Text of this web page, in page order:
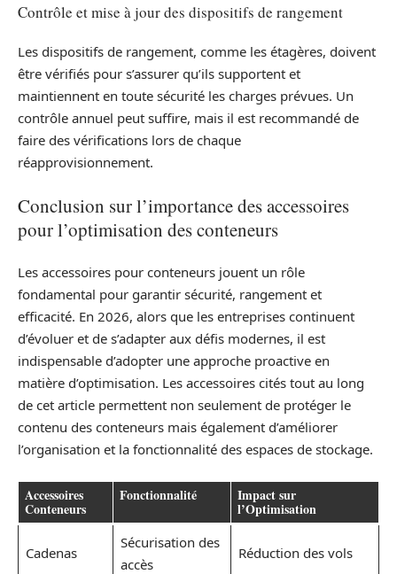
Contrôle et mise à jour des dispositifs de rangement
Les dispositifs de rangement, comme les étagères, doivent
être vérifiés pour s’assurer qu’ils supportent et
maintiennent en toute sécurité les charges prévues. Un
contrôle annuel peut suffire, mais il est recommandé de
faire des vérifications lors de chaque
réapprovisionnement.
Conclusion sur l’importance des accessoires
pour l’optimisation des conteneurs
Les accessoires pour conteneurs jouent un rôle
fondamental pour garantir sécurité, rangement et
efficacité. En 2026, alors que les entreprises continuent
d’évoluer et de s’adapter aux défis modernes, il est
indispensable d’adopter une approche proactive en
matière d’optimisation. Les accessoires cités tout au long
de cet article permettent non seulement de protéger le
contenu des conteneurs mais également d’améliorer
l’organisation et la fonctionnalité des espaces de stockage.
Accessoires
Conteneurs
Fonctionnalité Impact sur
l’Optimisation
Cadenas
Sécurisation des
accès
Réduction des vols